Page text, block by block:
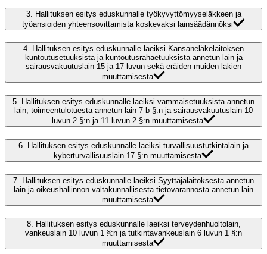
3. Hallituksen esitys eduskunnalle työkyvyttömyyseläkkeen ja
työansioiden yhteensovittamista koskevaksi lainsäädännöksi
4. Hallituksen esitys eduskunnalle laeiksi Kansaneläkelaitoksen
kuntoutusetuuksista ja kuntoutusrahaetuuksista annetun lain ja
sairausvakuutuslain 15 ja 17 luvun sekä eräiden muiden lakien
muuttamisesta
5. Hallituksen esitys eduskunnalle laeiksi vammaisetuuksista annetun
lain, toimeentulotuesta annetun lain 7 b §:n ja sairausvakuutuslain 10
luvun 2 §:n ja 11 luvun 2 §:n muuttamisesta
6.
Hallituksen esitys eduskunnalle laeiksi turvallisuustutkintalain ja
kyberturvallisuuslain 17 §:n muuttamisesta
7. Hallituksen esitys eduskunnalle laeiksi Syyttäjälaitoksesta annetun
lain ja oikeushallinnon valtakunnallisesta tietovarannosta annetun lain
muuttamisesta
8. Hallituksen esitys eduskunnalle laeiksi terveydenhuoltolain,
vankeuslain 10 luvun 1 §:n ja tutkintavankeuslain 6 luvun 1 §:n
muuttamisesta